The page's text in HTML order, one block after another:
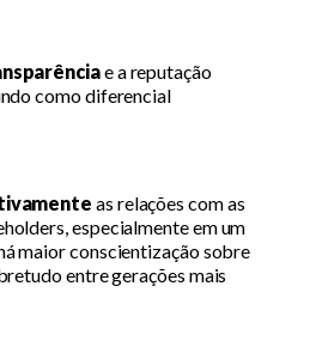
e a reputação
como diferencial
as relações com as
especialmente em um
maior conscientização sobre
entre gerações mais